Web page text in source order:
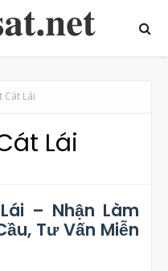
Cát Lái
Lái
– Nhận Làm
Tư Vấn Miễn